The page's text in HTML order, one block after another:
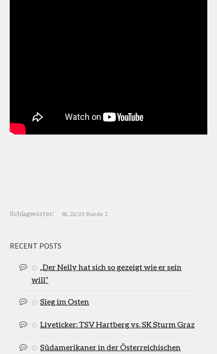
Schlagwörter: BL 22/23: Runde 2
RECENT POSTS
„Der Nelly hat sich so gezeigt wie er sein
will“
Sieg im Osten
Liveticker: TSV Hartberg vs. SK Sturm Graz
Südamerikaner in der Österreichischen